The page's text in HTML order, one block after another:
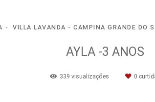
VILLA LAVANDA - CAMPINA GRANDE DO
AYLA -3 ANOS
339 visualizações 0